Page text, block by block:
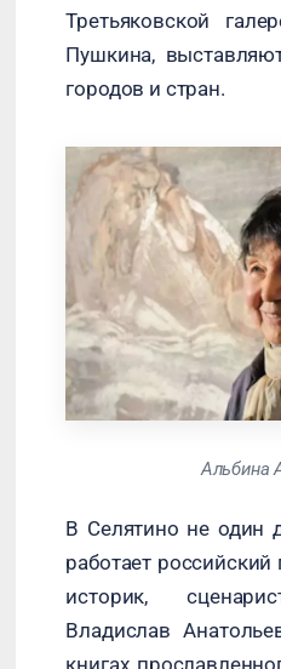
Третьяковской
Пушкина,
городов и стран.
Альбина
В Селятино не один
работает российский
историк,
Владислав
книгах